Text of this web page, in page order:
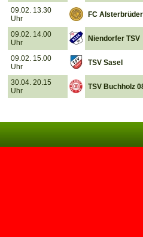
09.02. 13.30
Uhr
FC Alsterbrüder
09.02. 14.00
Uhr
Niendorfer TSV
09.02. 15.00
Uhr
TSV Sasel
30.04. 20.15
Uhr
TSV Buchholz